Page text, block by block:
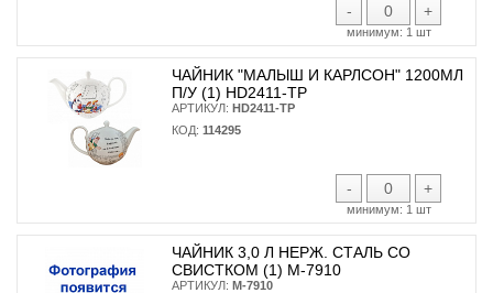
- +
минимум: 1 шт
ЧАЙНИК "МАЛЫШ И КАРЛСОН" 1200МЛ
П/У (1) HD2411-TP
АРТИКУЛ: HD2411-TP
КОД: 114295
- +
минимум: 1 шт
ЧАЙНИК 3,0 Л НЕРЖ. СТАЛЬ СО
СВИСТКОМ (1) М-7910
АРТИКУЛ: М-7910